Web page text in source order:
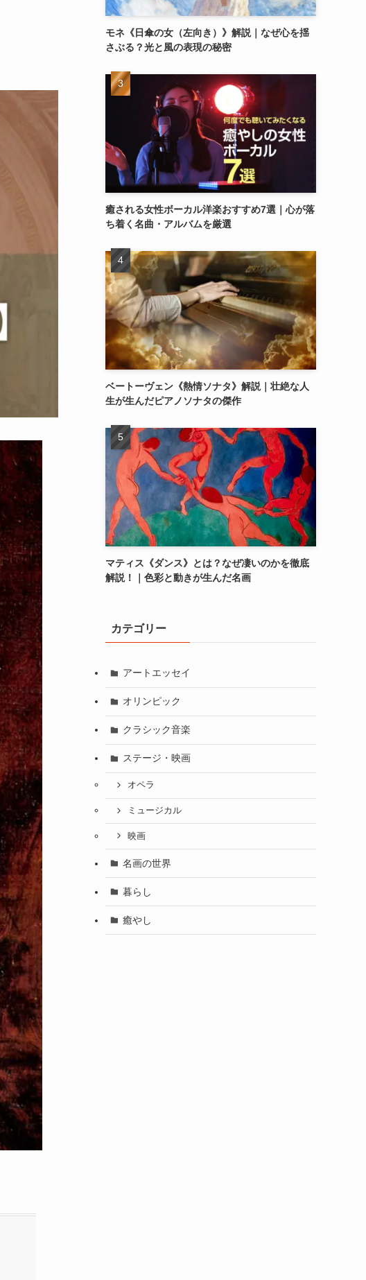
モネ《日傘の女（左向き）》解説｜なぜ心を揺
さぶる？光と風の表現の秘密
癒される女性ボーカル洋楽おすすめ7選｜心が落
ち着く名曲・アルバムを厳選
ベートーヴェン《熱情ソナタ》解説｜壮絶な人
生が生んだピアノソナタの傑作
マティス《ダンス》とは？なぜ凄いのかを徹底
解説！｜色彩と動きが生んだ名画
カテゴリー
アートエッセイ
オリンピック
クラシック音楽
ステージ・映画
オペラ
ミュージカル
映画
名画の世界
暮らし
癒やし